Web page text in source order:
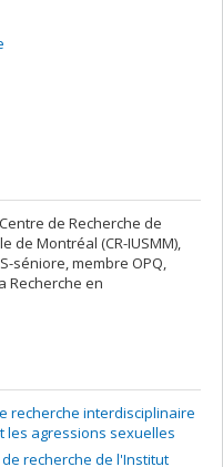
de Recherche de
de Montréal (CR-IUSMM),
séniore, membre OPQ,
Recherche en
recherche interdisciplinaire
les agressions sexuelles
recherche de l'Institut